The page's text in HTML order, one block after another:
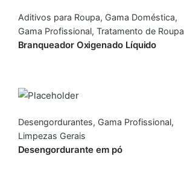
Aditivos para Roupa, Gama Doméstica,
Gama Profissional, Tratamento de Roupa
Branqueador Oxigenado Líquido
Desengordurantes, Gama Profissional,
Limpezas Gerais
Desengordurante em pó